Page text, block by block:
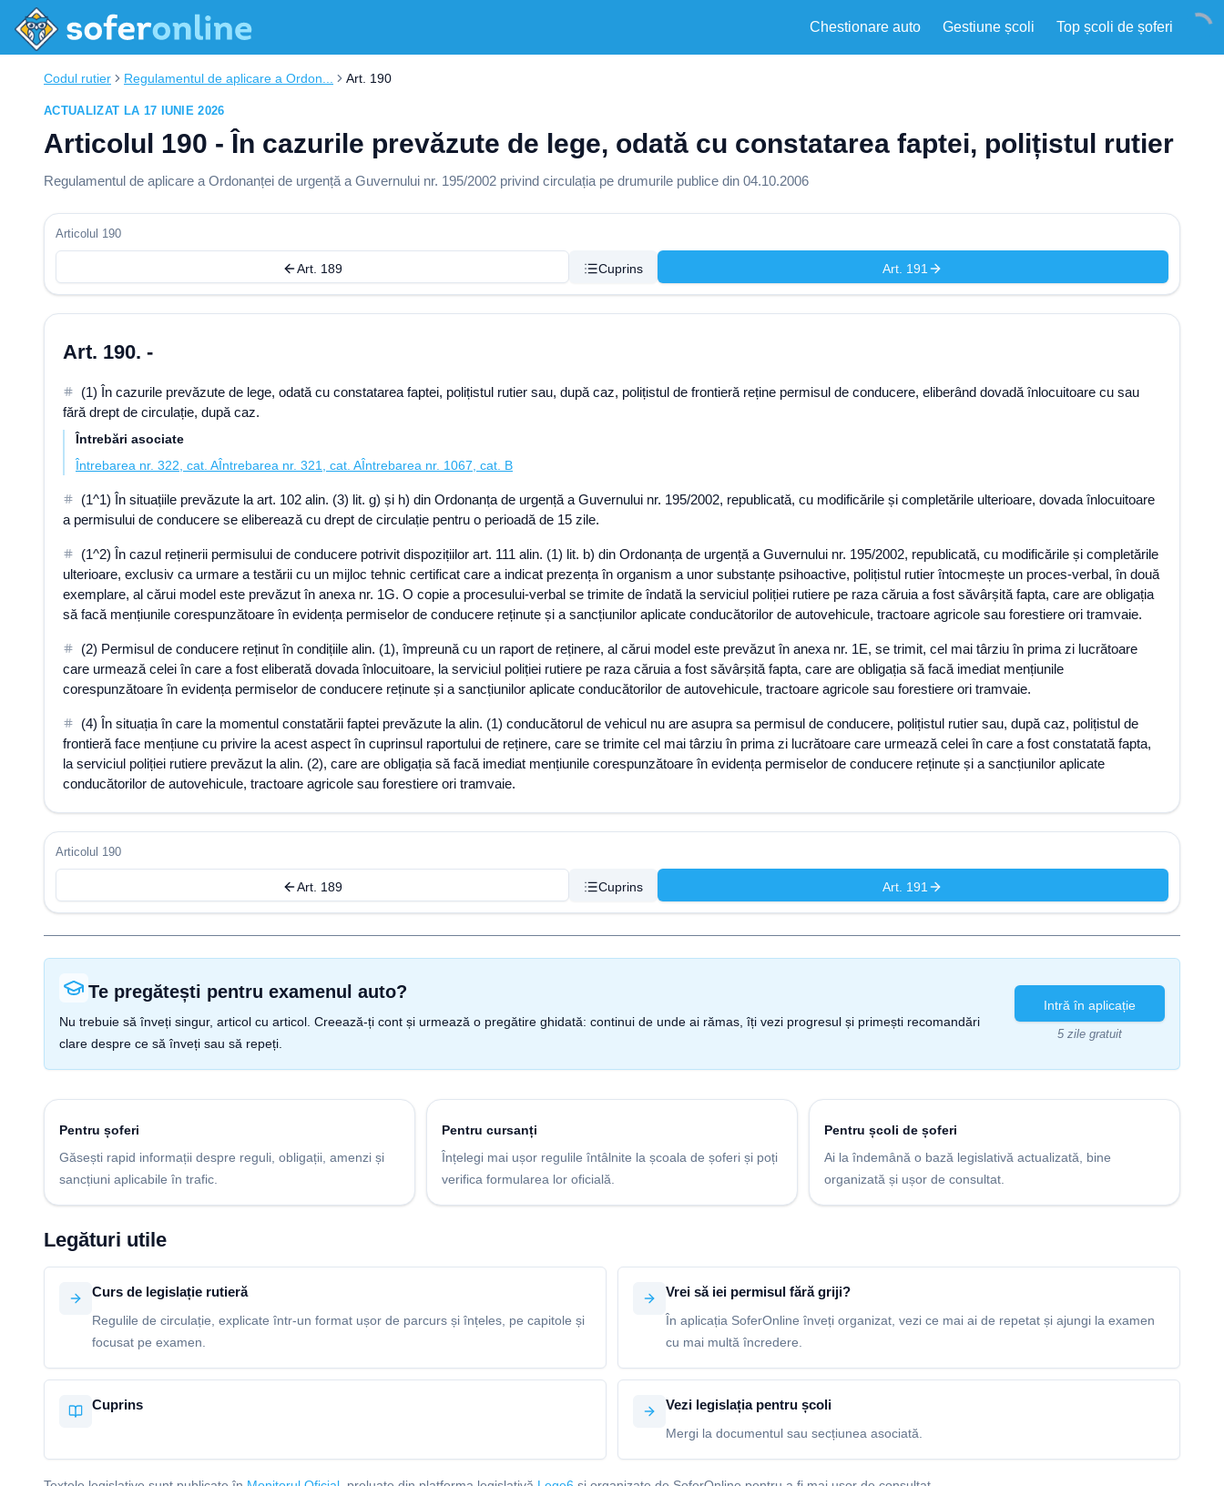
Chestionare auto Gestiune școli Top școli de șoferi
Codul rutier Regulamentul de aplicare a Ordon... Art. 190
ACTUALIZAT LA 17 IUNIE 2026
Articolul 190 - În cazurile prevăzute de lege, odată cu constatarea faptei, polițistul rutier
Regulamentul de aplicare a Ordonanței de urgență a Guvernului nr. 195/2002 privind circulația pe drumurile publice din 04.10.2006
Articolul 190
Art. 189 Cuprins Art. 191
Art. 190. -
(1) În cazurile prevăzute de lege, odată cu constatarea faptei, polițistul rutier sau, după caz, polițistul de frontieră reține permisul de conducere, eliberând dovadă înlocuitoare cu sau
fără drept de circulație, după caz.
Întrebări asociate
Întrebarea nr. 322, cat. AÎntrebarea nr. 321, cat. AÎntrebarea nr. 1067, cat. B
(1^1) În situațiile prevăzute la art. 102 alin. (3) lit. g) și h) din Ordonanța de urgență a Guvernului nr. 195/2002, republicată, cu modificările și completările ulterioare, dovada înlocuitoare
a permisului de conducere se eliberează cu drept de circulație pentru o perioadă de 15 zile.
(1^2) În cazul reținerii permisului de conducere potrivit dispozițiilor art. 111 alin. (1) lit. b) din Ordonanța de urgență a Guvernului nr. 195/2002, republicată, cu modificările și completările
ulterioare, exclusiv ca urmare a testării cu un mijloc tehnic certificat care a indicat prezența în organism a unor substanțe psihoactive, polițistul rutier întocmește un proces-verbal, în două
exemplare, al cărui model este prevăzut în anexa nr. 1G. O copie a procesului-verbal se trimite de îndată la serviciul poliției rutiere pe raza căruia a fost săvârșită fapta, care are obligația
să facă mențiunile corespunzătoare în evidența permiselor de conducere reținute și a sancțiunilor aplicate conducătorilor de autovehicule, tractoare agricole sau forestiere ori tramvaie.
(2) Permisul de conducere reținut în condițiile alin. (1), împreună cu un raport de reținere, al cărui model este prevăzut în anexa nr. 1E, se trimit, cel mai târziu în prima zi lucrătoare
care urmează celei în care a fost eliberată dovada înlocuitoare, la serviciul poliției rutiere pe raza căruia a fost săvârșită fapta, care are obligația să facă imediat mențiunile
corespunzătoare în evidența permiselor de conducere reținute și a sancțiunilor aplicate conducătorilor de autovehicule, tractoare agricole sau forestiere ori tramvaie.
(4) În situația în care la momentul constatării faptei prevăzute la alin. (1) conducătorul de vehicul nu are asupra sa permisul de conducere, polițistul rutier sau, după caz, polițistul de
frontieră face mențiune cu privire la acest aspect în cuprinsul raportului de reținere, care se trimite cel mai târziu în prima zi lucrătoare care urmează celei în care a fost constatată fapta,
la serviciul poliției rutiere prevăzut la alin. (2), care are obligația să facă imediat mențiunile corespunzătoare în evidența permiselor de conducere reținute și a sancțiunilor aplicate
conducătorilor de autovehicule, tractoare agricole sau forestiere ori tramvaie.
Articolul 190
Art. 189 Cuprins Art. 191
Te pregătești pentru examenul auto?
Nu trebuie să înveți singur, articol cu articol. Creează-ți cont și urmează o pregătire ghidată: continui de unde ai rămas, îți vezi progresul și primești recomandări
clare despre ce să înveți sau să repeți.
Intră în aplicație
5 zile gratuit
Pentru șoferi
Găsești rapid informații despre reguli, obligații, amenzi și
sancțiuni aplicabile în trafic.
Pentru cursanți
Înțelegi mai ușor regulile întâlnite la școala de șoferi și poți
verifica formularea lor oficială.
Pentru școli de șoferi
Ai la îndemână o bază legislativă actualizată, bine
organizată și ușor de consultat.
Legături utile
Curs de legislație rutieră
Regulile de circulație, explicate într-un format ușor de parcurs și înțeles, pe capitole și
focusat pe examen.
Vrei să iei permisul fără griji?
În aplicația SoferOnline înveți organizat, vezi ce mai ai de repetat și ajungi la examen
cu mai multă încredere.
Cuprins Vezi legislația pentru școli
Mergi la documentul sau secțiunea asociată.